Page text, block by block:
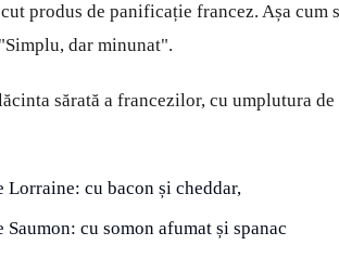
produs de panificație francez. Așa
dar minunat".
sărată a francezilor, cu umplutura
Lorraine: cu bacon și cheddar,
Saumon: cu somon afumat și spanac